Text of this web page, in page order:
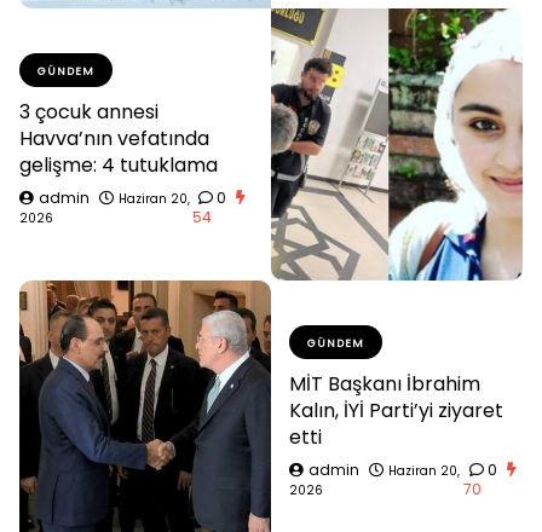
GÜNDEM
3 çocuk annesi
Havva’nın vefatında
gelişme: 4 tutuklama
admin
Haziran 20,
2026
0
54
GÜNDEM
MİT Başkanı İbrahim
Kalın, İYİ Parti’yi ziyaret
etti
admin
Haziran 20,
2026
0
70